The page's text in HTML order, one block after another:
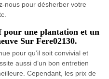
nous pour désherber votre
une plantation et un
Sur Fere02130.
pour qu’il soit convivial et
aussi d’un bon entretien
Cependant, les prix de